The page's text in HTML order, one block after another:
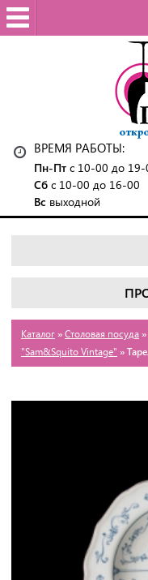
ВРЕМЯ РАБОТЫ:
Пн-Пт с 10-00 до 19-
Сб с 10-00 до 16-00
Вс выходной
Каталог » Столовая посуда »
"Sam&Squito Vintage" »